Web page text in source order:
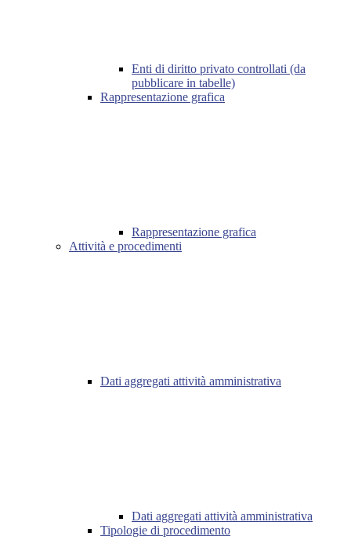
Enti di diritto privato controllati (da
pubblicare in tabelle)
Rappresentazione grafica
Rappresentazione grafica
Attività e procedimenti
Dati aggregati attività amministrativa
Dati aggregati attività amministrativa
Tipologie di procedimento